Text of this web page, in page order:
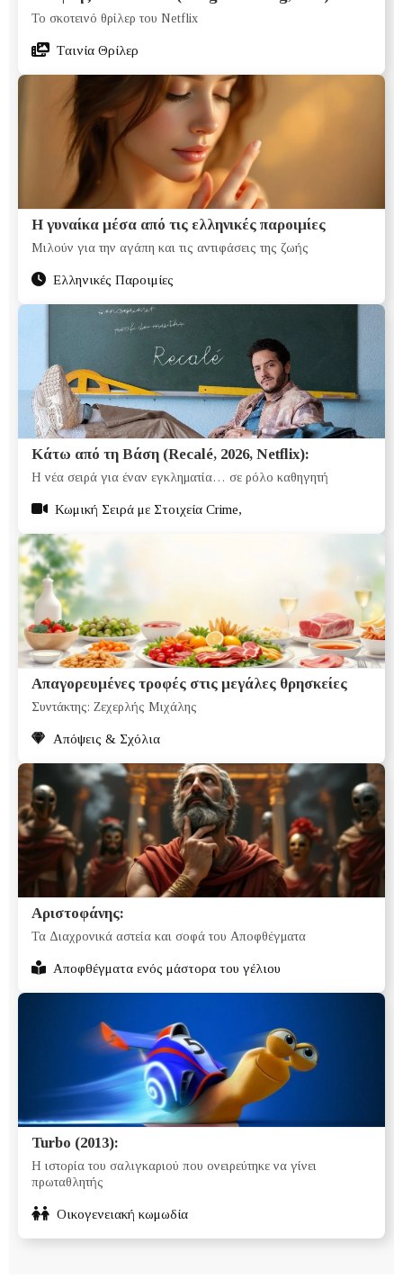
Το σκοτεινό θρίλερ του Netflix
Tαινία Θρίλερ
Η γυναίκα μέσα από τις ελληνικές παροιμίες
Μιλούν για την αγάπη και τις αντιφάσεις της ζωής
Ελληνικές Παροιμίες
Κάτω από τη Βάση (Recalé, 2026, Netflix):
Η νέα σειρά για έναν εγκληματία… σε ρόλο καθηγητή
Κωμική Σειρά με Στοιχεία Crime,
Απαγορευμένες τροφές στις μεγάλες θρησκείες
Συντάκτης: Ζεχερλής Μιχάλης
Απόψεις & Σχόλια
Αριστοφάνης:
Τα Διαχρονικά αστεία και σοφά του Αποφθέγματα
Αποφθέγματα ενός μάστορα του γέλιου
Turbo (2013):
Η ιστορία του σαλιγκαριού που ονειρεύτηκε να γίνει
πρωταθλητής
Oικογενειακή κωμωδία